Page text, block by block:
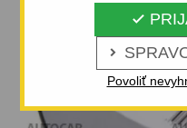


Povoliť